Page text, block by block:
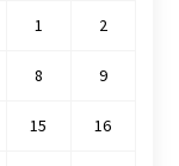
1
2
8 9
15 16